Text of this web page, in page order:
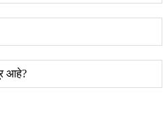
आहे?